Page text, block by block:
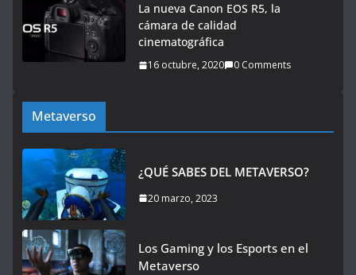
La nueva Canon EOS R5, la
cámara de calidad
cinematográfica
16 octubre, 2020 0 Comments
Metaverso
¿QUÉ SABES DEL METAVERSO?
20 marzo, 2023
Los Gaming y los Esports en el
Metaverso